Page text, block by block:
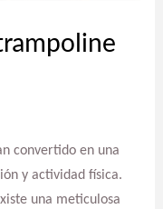
convertido en una
y actividad física.
una meticulosa